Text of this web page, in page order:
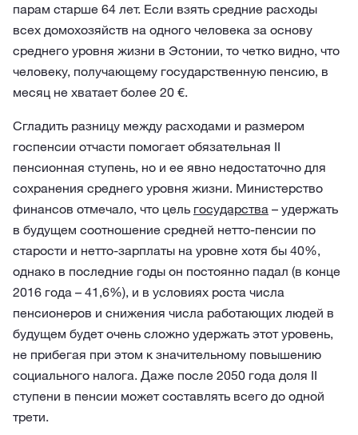
парам старше 64 лет. Если взять средние расходы
всех домохозяйств на одного человека за основу
среднего уровня жизни в Эстонии, то четко видно, что
человеку, получающему государственную пенсию, в
месяц не хватает более 20 €.
Сгладить разницу между расходами и размером
госпенсии отчасти помогает обязательная II
пенсионная ступень, но и ее явно недостаточно для
сохранения среднего уровня жизни. Министерство
финансов отмечало, что цель государства – удержать
в будущем соотношение средней нетто-пенсии по
старости и нетто-зарплаты на уровне хотя бы 40%,
однако в последние годы он постоянно падал (в конце
2016 года – 41,6%), и в условиях роста числа
пенсионеров и снижения числа работающих людей в
будущем будет очень сложно удержать этот уровень,
не прибегая при этом к значительному повышению
социального налога. Даже после 2050 года доля II
ступени в пенсии может составлять всего до одной
трети.